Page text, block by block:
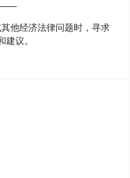
他经济法律问题时，寻求
议。